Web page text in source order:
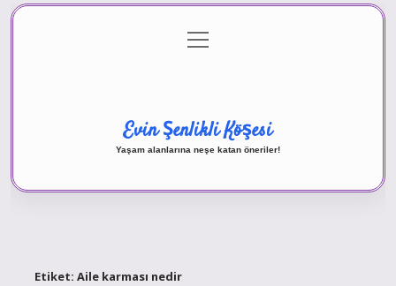
Gizlilik Politikası
menüyü
aç
Evin Şenlikli Köşesi
Yaşam alanlarına neşe katan öneriler!
Etiket: Aile karması nedir